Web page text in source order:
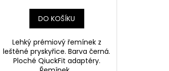
DO KOŠÍKU
Lehký prémiový řemínek z
leštěné pryskyřice. Barva černá.
Ploché QiuckFit adaptéry.